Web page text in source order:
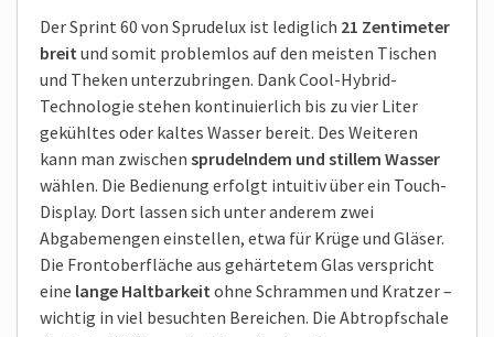
Der Sprint 60 von Sprudelux ist lediglich 21 Zentimeter
breit und somit problemlos auf den meisten Tischen
und Theken unterzubringen. Dank Cool-Hybrid-
Technologie stehen kontinuierlich bis zu vier Liter
gekühltes oder kaltes Wasser bereit. Des Weiteren
kann man zwischen sprudelndem und stillem Wasser
wählen. Die Bedienung erfolgt intuitiv über ein Touch-
Display. Dort lassen sich unter anderem zwei
Abgabemengen einstellen, etwa für Krüge und Gläser.
Die Frontoberfläche aus gehärtetem Glas verspricht
eine lange Haltbarkeit ohne Schrammen und Kratzer –
wichtig in viel besuchten Bereichen. Die Abtropfschale